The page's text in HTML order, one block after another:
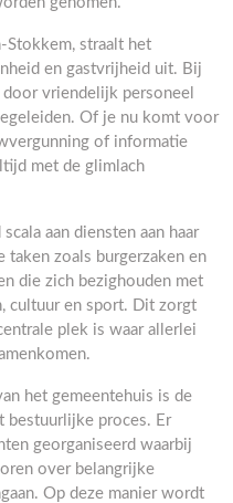
Stokkem, straalt het
en gastvrijheid uit. Bij
vriendelijk personeel
Of je nu komt voor
of informatie
met de glimlach
aan diensten aan haar
taken zoals burgerzaken en
die zich bezighouden met
cultuur en sport. Dit zorgt
plek is waar allerlei
het gemeentehuis is de
bestuurlijke proces. Er
georganiseerd waarbij
over belangrijke
Op deze manier wordt